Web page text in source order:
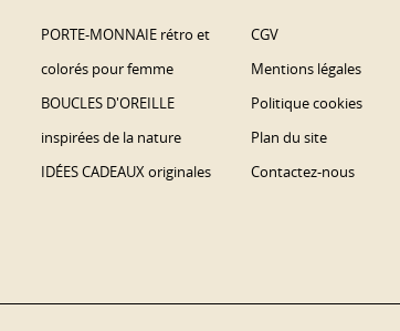
PORTE-MONNAIE rétro et
colorés pour femme
BOUCLES D'OREILLE
inspirées de la nature
IDÉES CADEAUX originales
CGV
Mentions légales
Politique cookies
Plan du site
Contactez-nous